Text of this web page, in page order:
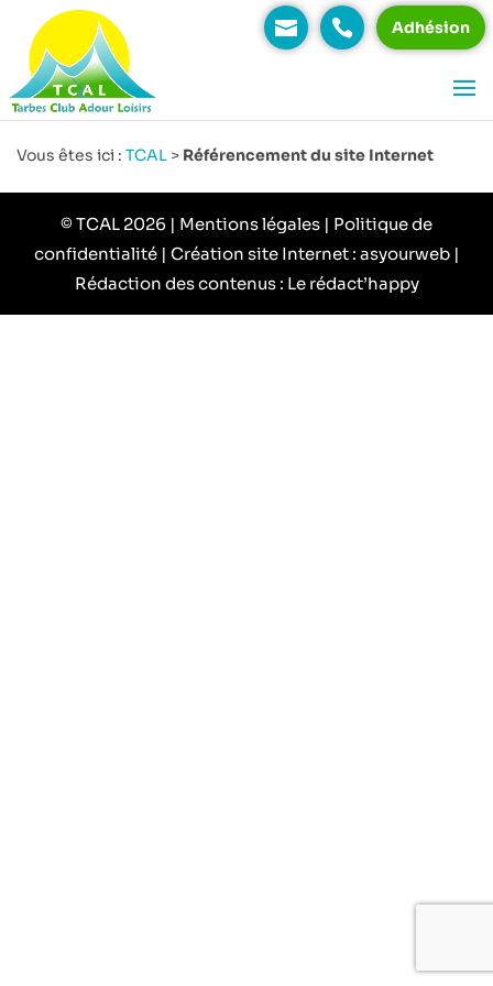
Adhésion
Vous êtes ici : TCAL > Référencement du site Internet
© TCAL 2026 | Mentions légales | Politique de
confidentialité| Création site Internet : asyourweb|
Rédaction des contenus : Le rédact’happy